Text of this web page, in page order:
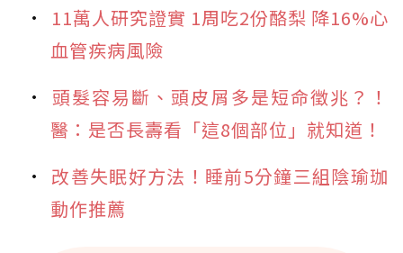
11萬人研究證實 1周吃2份酪梨 降16%心
血管疾病風險
頭髮容易斷、頭皮屑多是短命徵兆？！
醫：是否長壽看「這8個部位」就知道！
改善失眠好方法！睡前5分鐘三組陰瑜珈
動作推薦